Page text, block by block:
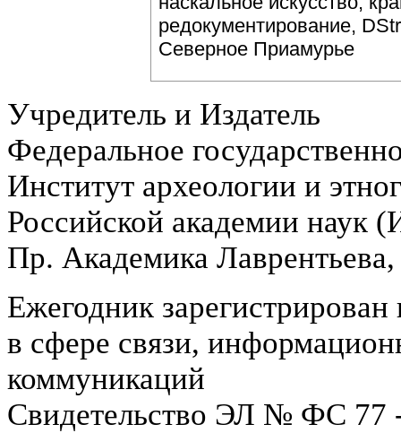
редокументирование,
Северное Приамурье
Учредитель и Издатель
Федеральное
Институт археологии и
Российской академии
Пр. Академика
Ежегодник
в сфере связи,
коммуникаций
Свидетельство ЭЛ № ФС 77